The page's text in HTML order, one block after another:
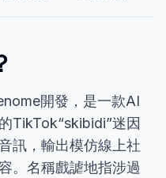
開發，是一款AI
TikTok“skibidi”迷因
訊，輸出模仿線上社
。名稱戲謔地指涉過